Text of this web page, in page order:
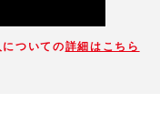
ついての詳細はこちら